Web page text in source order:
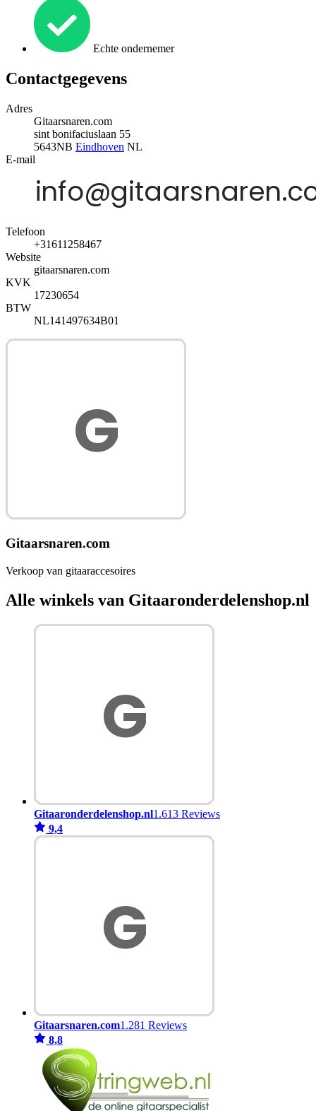
Echte ondernemer
Contactgegevens
Adres
Gitaarsnaren.com
sint bonifaciuslaan 55
5643NB Eindhoven NL
E-mail
Telefoon
+31611258467
Website
gitaarsnaren.com
KVK
17230654
BTW
NL141497634B01
Gitaarsnaren.com
Verkoop van gitaaraccesoires
Alle winkels van Gitaaronderdelenshop.nl
Gitaaronderdelenshop.nl1.613 Reviews
9,4
Gitaarsnaren.com1.281 Reviews
8,8